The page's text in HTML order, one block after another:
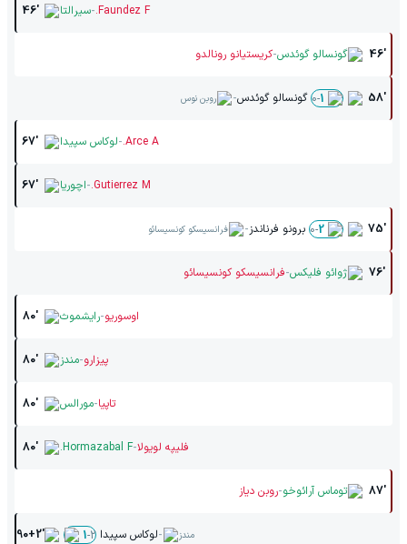
46' سیرالتا- Faundez F.
46' گونسالو گوئدس-کریستیانو رونالدو
58'
1
-
0 گونسالو گوئدس- روبن نوس
67' لوکاس سپیدا- Arce A.
67' اچوریا- Gutierrez M.
75'
2
-
0 برونو فرناندز- فرانسیسکو کونسیسائو
76' ژوائو فلیکس-فرانسیسکو کونسیسائو
80' رایشموث-اوسوریو
80' مندز-پیزارو
80' مورالس-تاپیا
80' Hormazabal F.-فلیپه لویولا
87' توماس آرائوخو-روبن دیاز
90+2' 2
-
1 لوکاس سپیدا- مندز